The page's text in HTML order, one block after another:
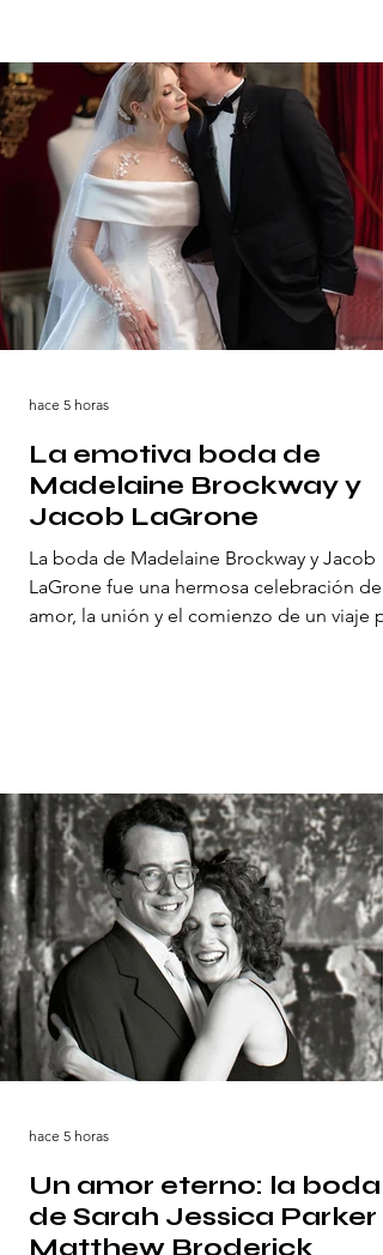
y de la alegría de vivir con autenticidad. Un
amor que trascendió fronteras Tom Daley,
reconocido saltador y medallista
Dustin Lance Black, guionis
La emotiva boda de
Madelaine Brockway y
Jacob LaGrone
La boda de Madelaine Brockway y Jacob
LaGrone fue una hermosa celebración del
amor, la unión y el comienzo de un viaje
Madelaine Brockway y Jacob LaGrone. Una
historia de amor construida sobre la
conexión La historia de Madelaine
y Jacob LaGrone se basa en una pro
hace 5 horas
Un amor eterno: la boda
de Sarah Jessica Parker y
Matthew Broderick
hace 5 horas